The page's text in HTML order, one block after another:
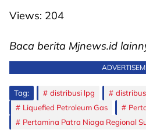
Views: 204
Baca berita Mjnews.id
Tag: distribusi lpg
Liquefied Petroleum Gas
Pertamina Patra Niaga Regional